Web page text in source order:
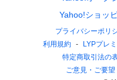
Yahoo!ショッ
プライバシーポリ
利用規約
LYPプレ
特定商取引法の
ご意見・ご要望